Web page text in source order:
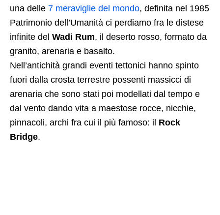
una delle 7 meraviglie del mondo, definita nel 1985
Patrimonio dell’Umanità ci perdiamo fra le distese
infinite del Wadi Rum, il deserto rosso, formato da
granito, arenaria e basalto.
Nell’antichità grandi eventi tettonici hanno spinto
fuori dalla crosta terrestre possenti massicci di
arenaria che sono stati poi modellati dal tempo e
dal vento dando vita a maestose rocce, nicchie,
pinnacoli, archi fra cui il più famoso: il Rock
Bridge.